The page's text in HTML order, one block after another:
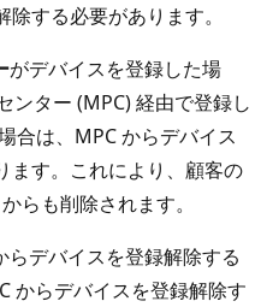
する必要があります。
がデバイスを登録した場
ター (MPC) 経由で登録し
合は、MPC からデバイス
ます。これにより、顧客の
らも削除されます。
デバイスを登録解除する
からデバイスを登録解除す